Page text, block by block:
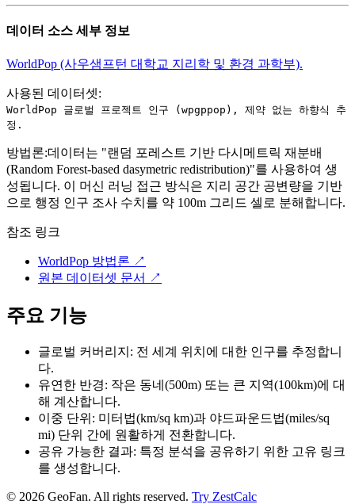
데이터 소스 세부 정보
WorldPop (사우샘프턴 대학교 지리학 및 환경 과학부).
사용된 데이터셋:
WorldPop 글로벌 프로젝트 인구 (wpgppop), 제약 없는 하향식 추
정.
방법론:데이터는 "랜덤 포레스트 기반 다시메트릭 재분배
(Random Forest-based dasymetric redistribution)"를 사용하여 생
성됩니다. 이 머신 러닝 접근 방식은 지리 공간 공변량을 기반
으로 행정 인구 조사 수치를 약 100m 그리드 셀로 분해합니다.
참조 링크
WorldPop 방법론 ↗
원본 데이터셋 문서 ↗
주요 기능
글로벌 커버리지: 전 세계 위치에 대한 인구를 추정합니
다.
유연한 반경: 작은 동네(500m) 또는 큰 지역(100km)에 대
해 계산합니다.
이중 단위: 미터법(km/sq km)과 야드파운드법(miles/sq
mi) 단위 간에 원활하게 전환합니다.
공유 가능한 결과: 특정 분석을 공유하기 위한 고유 링크
를 생성합니다.
© 2026 GeoFan. All rights reserved. Try ZestCalc